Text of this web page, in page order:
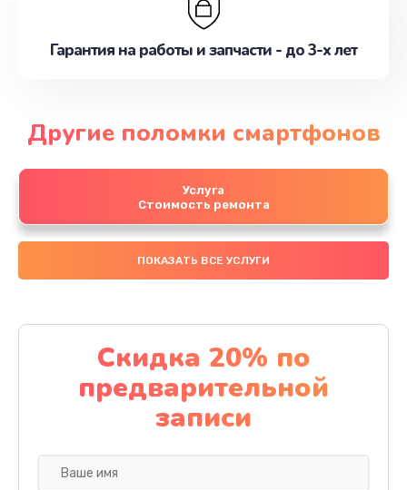
Гарантия на работы и запчасти - до 3-х лет
Другие поломки смартфонов
Услуга
Стоимость ремонта
ПОКАЗАТЬ ВСЕ УСЛУГИ
Скидка 20% по
предварительной
записи